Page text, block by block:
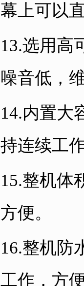
幕上可以
13.选用高
噪音低，
14.内置大
持连续工
15.整机体
方便。
16.整机防
工作，方